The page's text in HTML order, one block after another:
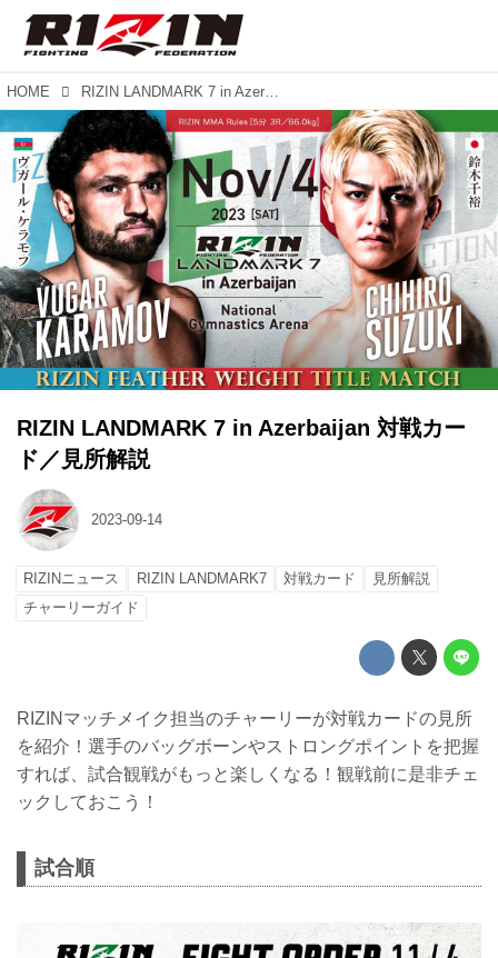
HOME RIZIN LANDMARK 7 in Azerbaijan 対戦カード／見所解説
RIZIN LANDMARK 7 in Azerbaijan 対戦カー
ド／見所解説
2023-09-14
RIZINニュース RIZIN LANDMARK7 対戦カード
見所解説
チャーリーガイド
RIZINマッチメイク担当のチャーリーが対戦カードの見所
を紹介！選手のバッグボーンやストロングポイントを把握
すれば、試合観戦がもっと楽しくなる！観戦前に是非チェ
ックしておこう！
試合順